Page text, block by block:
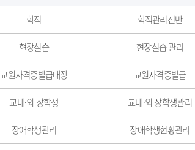
학적 학적관리전반
현장실습 현장실습 관리
교원자격증발급대장 교원자격증발급
교내·외 장학생 교내·외 장학생관리
장애학생관리 장애학생현황관리